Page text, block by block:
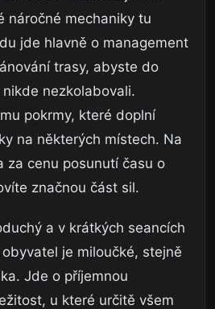
náročné mechaniky tu
jde hlavně o management
trasy, abyste do
nezkolabovali.
pokrmy, které doplní
na některých místech. Na
za cenu posunutí času o
značnou část sil.
a v krátkých seancích
je miloučké, stejně
Jde o příjemnou
u které určitě všem